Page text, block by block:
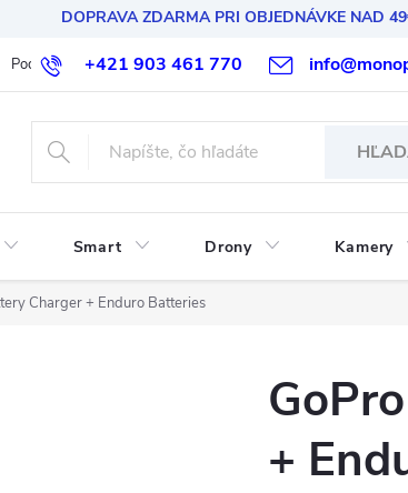
DOPRAVA ZDARMA PRI OBJEDNÁVKE NAD
+421 903 461 770
Podmienky ochrany osobných údajov Reklamácia a
Smart Drony Kamery
Charger + Enduro Batteries
+